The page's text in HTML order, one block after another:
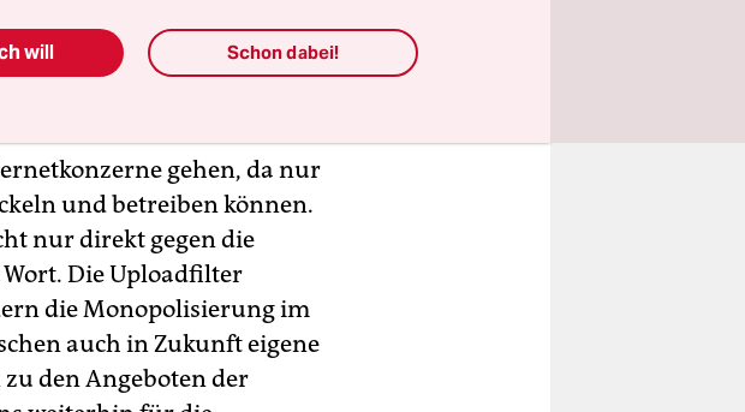
das EU-Parlament der
gehen, da nur
und betreiben können.
nur direkt gegen die
Die Uploadfilter
die Monopolisierung im
auch in Zukunft eigene
den Angeboten der
will Schon dabei!